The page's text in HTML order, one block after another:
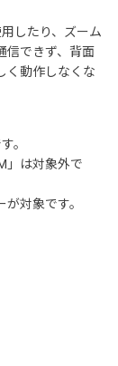
したり、ズーム
信できず、背面
く動作しなくな
。
」は対象外で
対象です。